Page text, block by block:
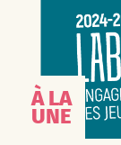
À LA
UNE